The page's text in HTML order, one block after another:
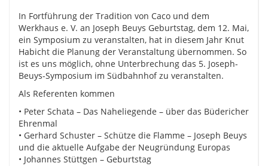
In Fortführung der Tradition von Caco und dem
Werkhaus e. V. an Joseph Beuys Geburtstag, dem 12. Mai,
ein Symposium zu veranstalten, hat in diesem Jahr Knut
Habicht die Planung der Veranstaltung übernommen. So
ist es uns möglich, ohne Unterbrechung das 5. Joseph-
Beuys-Symposium im Südbahnhof zu veranstalten.
Als Referenten kommen
• Peter Schata – Das Naheliegende – über das Büdericher
Ehrenmal
• Gerhard Schuster – Schütze die Flamme – Joseph Beuys
und die aktuelle Aufgabe der Neugründung Europas
• Johannes Stüttgen – Geburtstag